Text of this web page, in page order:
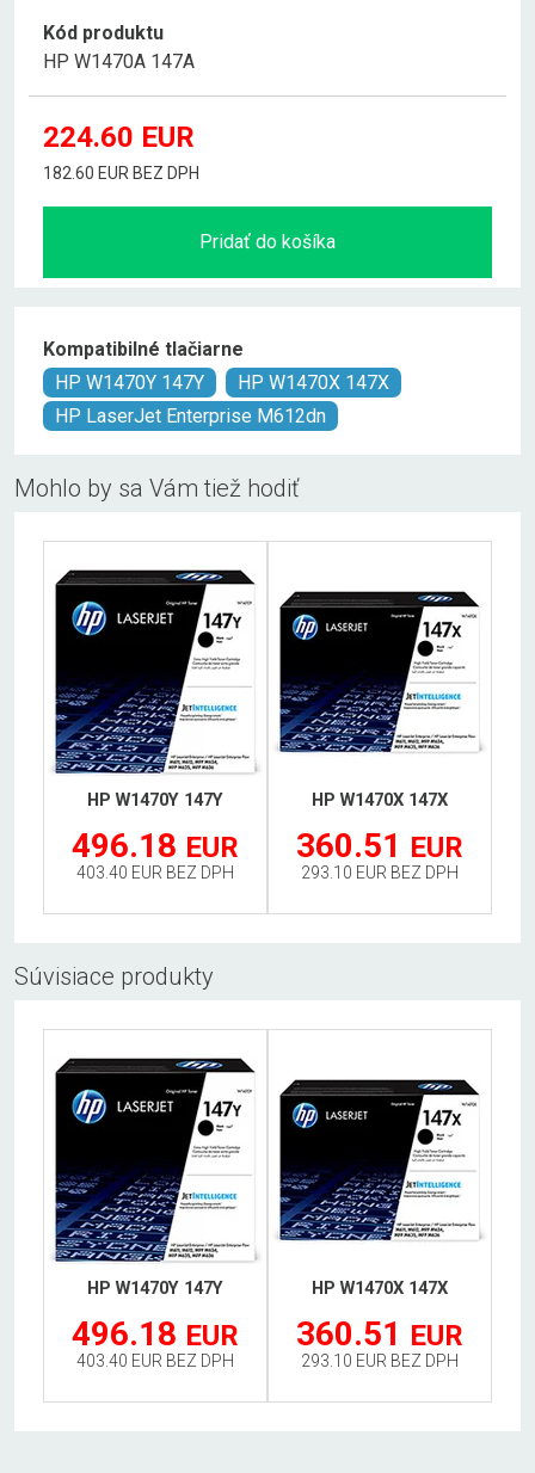
Kód produktu
HP W1470A 147A
224.60 EUR
182.60 EUR BEZ DPH
Pridať do košíka
Kompatibilné tlačiarne
HP W1470Y 147Y
HP W1470X 147X
HP LaserJet Enterprise M612dn
Mohlo by sa Vám tiež hodiť
HP W1470Y 147Y
496.18 EUR
403.40 EUR BEZ DPH
HP W1470X 147X
360.51 EUR
293.10 EUR BEZ DPH
Súvisiace produkty
HP W1470Y 147Y
496.18 EUR
403.40 EUR BEZ DPH
HP W1470X 147X
360.51 EUR
293.10 EUR BEZ DPH